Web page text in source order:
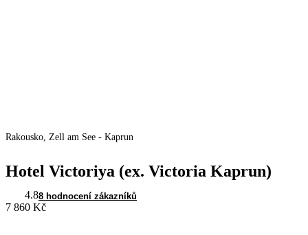
Rakousko, Zell am See - Kaprun
Hotel Victoriya (ex. Victoria Kaprun)
4.88 hodnocení zákazníků
7 860 Kč